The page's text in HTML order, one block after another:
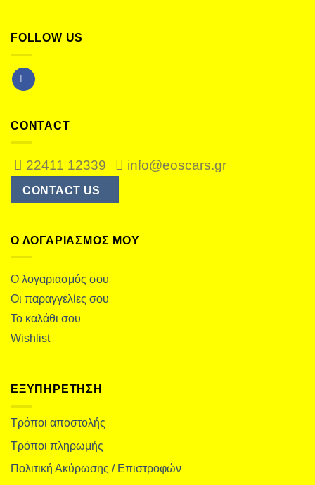
FOLLOW US
CONTACT
22411 12339 info@eoscars.gr
CONTACT US
Ο ΛΟΓΑΡΙΑΣΜΌΣ ΜΟΥ
Ο λογαριασμός σου
Οι παραγγελίες σου
Το καλάθι σου
Wishlist
ΕΞΥΠΗΡΕΤΗΣΗ
Τρόποι αποστολής
Τρόποι πληρωμής
Πολιτική Ακύρωσης / Επιστροφών